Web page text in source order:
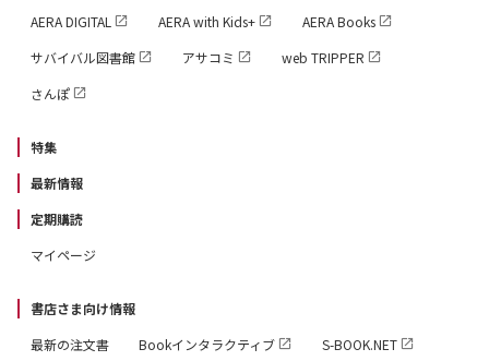
AERA DIGITAL
AERA with Kids+
AERA Books
サバイバル図書館
アサコミ
web TRIPPER
さんぽ
特集
最新情報
定期購読
マイページ
書店さま向け情報
最新の注文書
Bookインタラクティブ S-BOOK.NET